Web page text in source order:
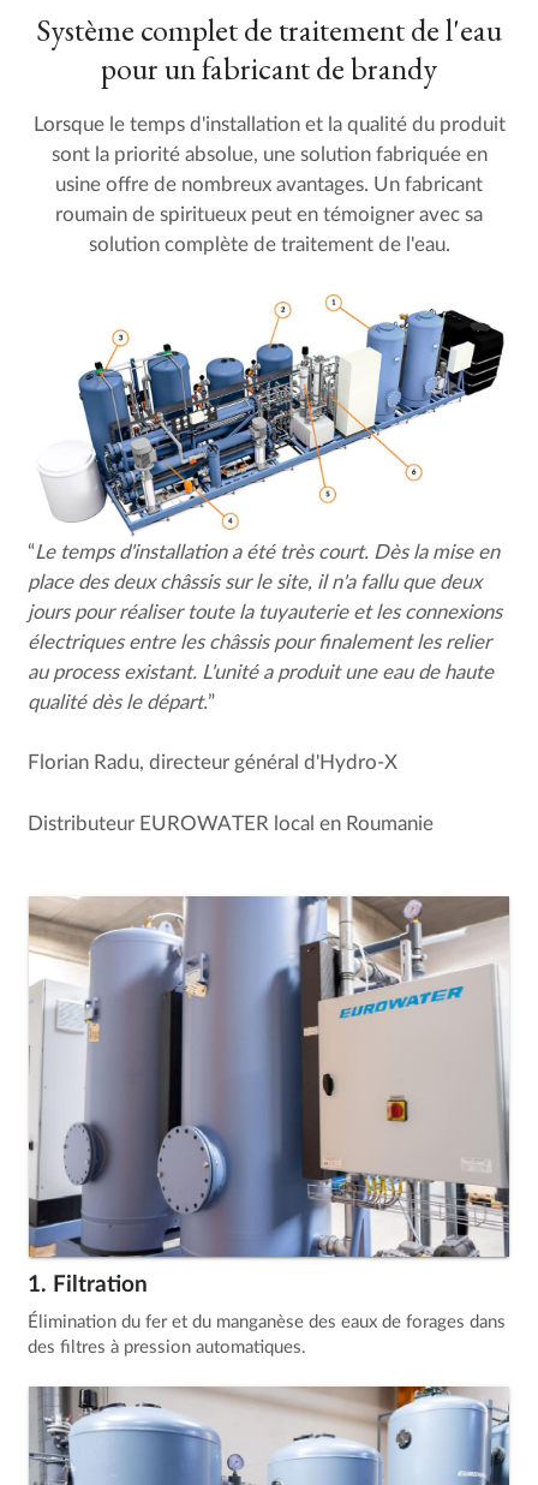
Système complet de traitement de l'eau
pour un fabricant de brandy
Lorsque le temps d'installation et la qualité du produit
sont la priorité absolue, une solution fabriquée en
usine offre de nombreux avantages. Un fabricant
roumain de spiritueux peut en témoigner avec sa
solution complète de traitement de l'eau.
“Le temps d'installation a été très court. Dès la mise en
place des deux châssis sur le site, il n'a fallu que deux
jours pour réaliser toute la tuyauterie et les connexions
électriques entre les châssis pour finalement les relier
au process existant. L'unité a produit une eau de haute
qualité dès le départ.”
Florian Radu, directeur général d'Hydro-X
Distributeur EUROWATER local en Roumanie
1. Filtration
Élimination du fer et du manganèse des eaux de forages dans
des filtres à pression automatiques.